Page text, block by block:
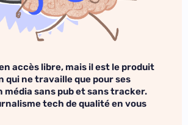
accès libre, mais il est le produit
qui ne travaille que pour ses
média sans pub et sans tracker.
tech de qualité en vous